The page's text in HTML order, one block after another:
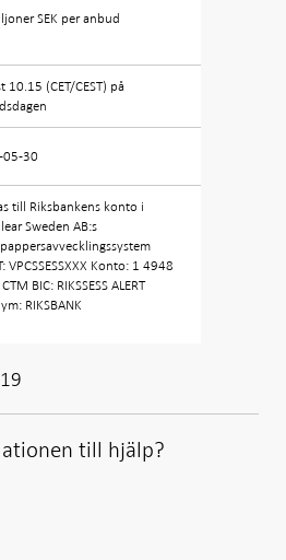
SEK per anbud
10.15 (CET/CEST) på
30
till Riksbankens konto i
Sweden AB:s
VPCSSESSXXX Konto: 1 4948
BIC: RIKSSESS ALERT
RIKSBANK
till hjälp?